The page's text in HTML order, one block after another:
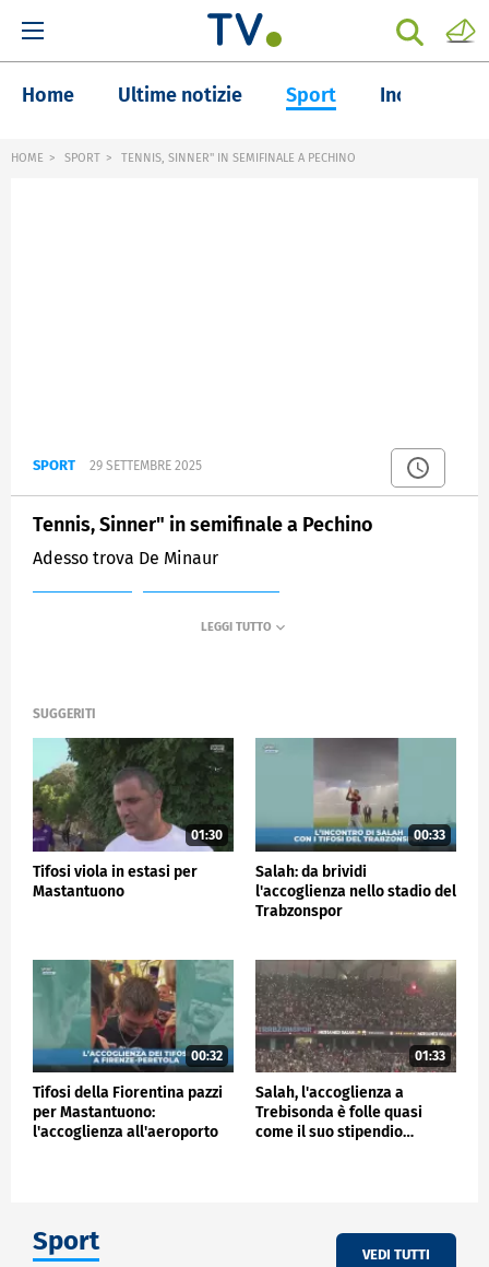
Home Ultime notizie Sport Inchieste
HOME SPORT TENNIS, SINNER" IN SEMIFINALE A PECHINO
SPORT 29 SETTEMBRE 2025
Tennis, Sinner" in semifinale a Pechino
Adesso trova De Minaur
SUGGERITI
01:30
Tifosi viola in estasi per
Mastantuono
00:33
Salah: da brividi
l'accoglienza nello stadio del
Trabzonspor
00:32
Tifosi della Fiorentina pazzi
per Mastantuono:
l'accoglienza all'aeroporto
01:33
Salah, l'accoglienza a
Trebisonda è folle quasi
come il suo stipendio…
Sport VEDI TUTTI